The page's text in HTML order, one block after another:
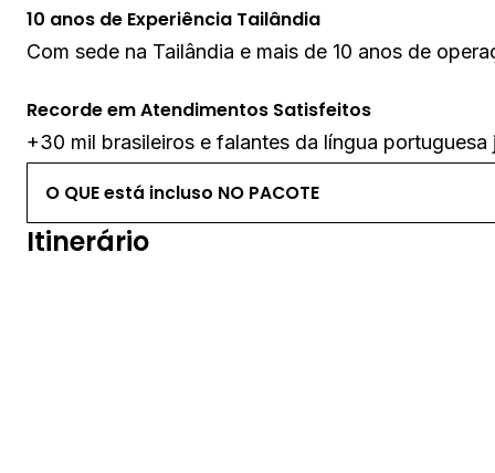
10 anos de Experiência Tailândia
Com sede na Tailândia e mais de 10 anos de
Recorde em Atendimentos Satisfeitos
+30 mil brasileiros e falantes da língua portuguesa
O QUE está incluso NO PACOTE
Itinerário